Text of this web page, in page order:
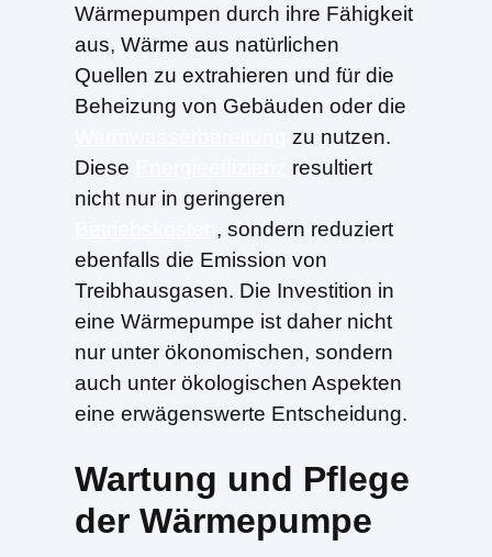
Wärmepumpen durch ihre Fähigkeit
aus, Wärme aus natürlichen
Quellen zu extrahieren und für die
Beheizung von Gebäuden oder die
zu nutzen.
Diese
resultiert
nicht nur in geringeren
, sondern reduziert
ebenfalls die Emission von
Treibhausgasen. Die Investition in
eine Wärmepumpe ist daher nicht
nur unter ökonomischen, sondern
auch unter ökologischen Aspekten
eine erwägenswerte Entscheidung.
Wartung und Pflege
der Wärmepumpe